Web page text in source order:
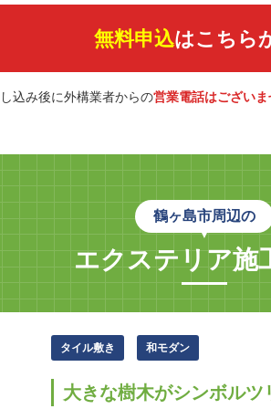
無料申込はこちら
込み後に外構業者からの営業電話はござい
鶴ヶ島市周辺の
エクステリア施
タイル敷き 和モダン
大きな樹木がシンボルツ